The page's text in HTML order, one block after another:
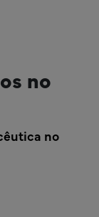
no
no